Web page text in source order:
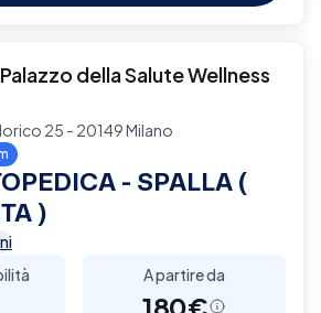
della Salute Wellness
25 - 20149 Milano
- SPALLA (
)
A partire da
180€